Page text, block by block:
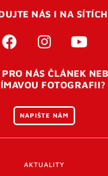
NÁS I NA SÍTÍCH
PRO NÁS ČLÁNEK
FOTOGRAFII?
NAPIŠTE NÁM
AKTUALITY